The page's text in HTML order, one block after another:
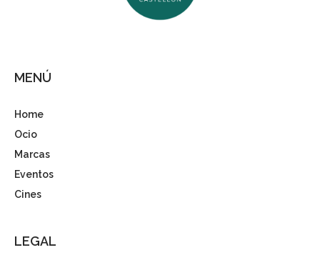
MENÚ
Home
Ocio
Marcas
Eventos
Cines
LEGAL